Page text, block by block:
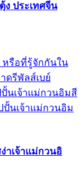
ประเทศจีน
) หรือที่รู้จักกันใน
ดรีพัลส์เบย์
ปั้นเจ้าแม่กวนอิมสี
ปั้นเจ้าแม่กวนอิม
าเจ้าแม่กวนอิ